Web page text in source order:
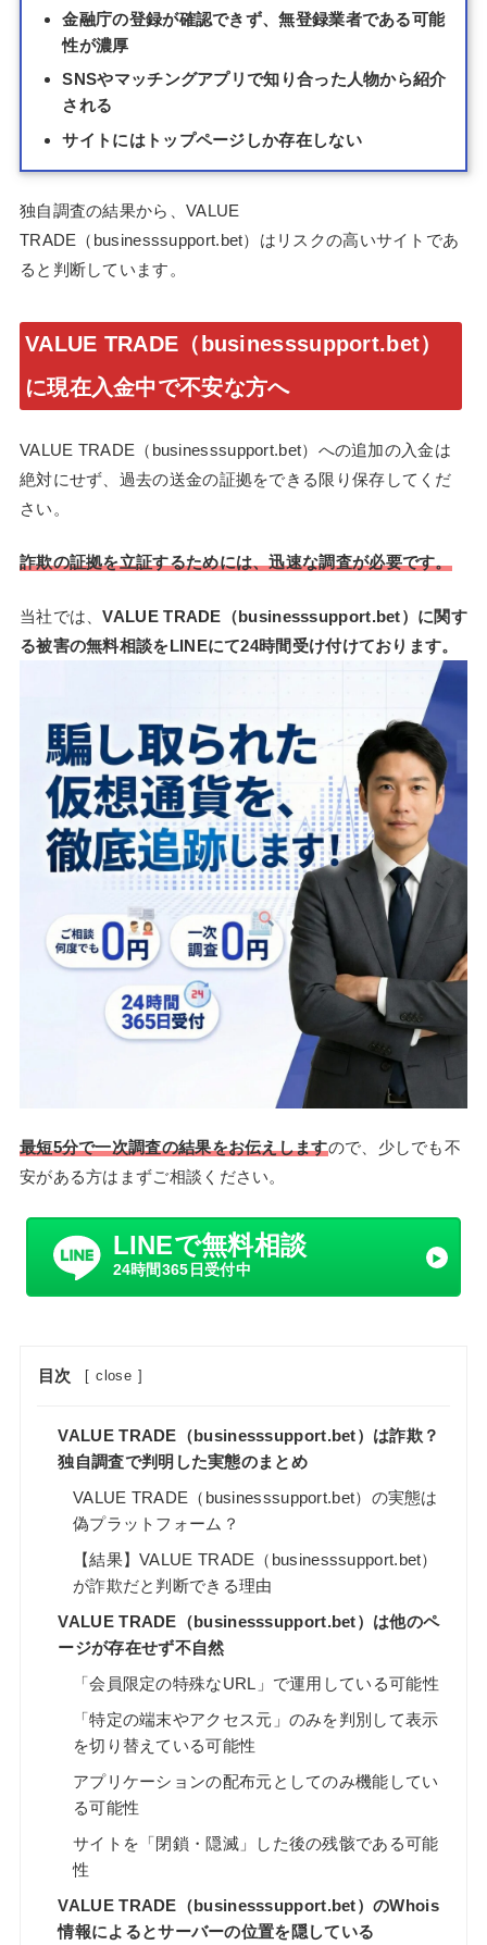
金融庁の登録が確認できず、無登録業者である可能
性が濃厚
SNSやマッチングアプリで知り合った人物から紹介
される
サイトにはトップページしか存在しない
独自調査の結果から、VALUE
TRADE（businesssupport.bet）はリスクの高いサイトであ
ると判断しています。
VALUE TRADE（businesssupport.bet）
に現在入金中で不安な方へ
VALUE TRADE（businesssupport.bet）への追加の入金は
絶対にせず、過去の送金の証拠をできる限り保存してくだ
さい。
詐欺の証拠を立証するためには、迅速な調査が必要です。
当社では、VALUE TRADE（businesssupport.bet）に関す
る被害の無料相談をLINEにて24時間受け付けております。
最短5分で一次調査の結果をお伝えしますので、少しでも不
安がある方はまずご相談ください。
LINEで無料相談
24時間365日受付中
目次 [ close ]
VALUE TRADE（businesssupport.bet）は詐欺？
独自調査で判明した実態のまとめ
VALUE TRADE（businesssupport.bet）の実態は
偽プラットフォーム？
【結果】VALUE TRADE（businesssupport.bet）
が詐欺だと判断できる理由
VALUE TRADE（businesssupport.bet）は他のペ
ージが存在せず不自然
「会員限定の特殊なURL」で運用している可能性
「特定の端末やアクセス元」のみを判別して表示
を切り替えている可能性
アプリケーションの配布元としてのみ機能してい
る可能性
サイトを「閉鎖・隠滅」した後の残骸である可能
性
VALUE TRADE（businesssupport.bet）のWhois
情報によるとサーバーの位置を隠している